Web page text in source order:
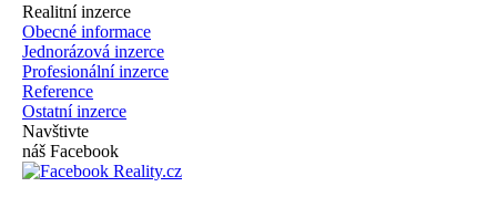
Realitní inzerce
Obecné informace
Jednorázová inzerce
Profesionální inzerce
Reference
Ostatní inzerce
Navštivte
náš Facebook